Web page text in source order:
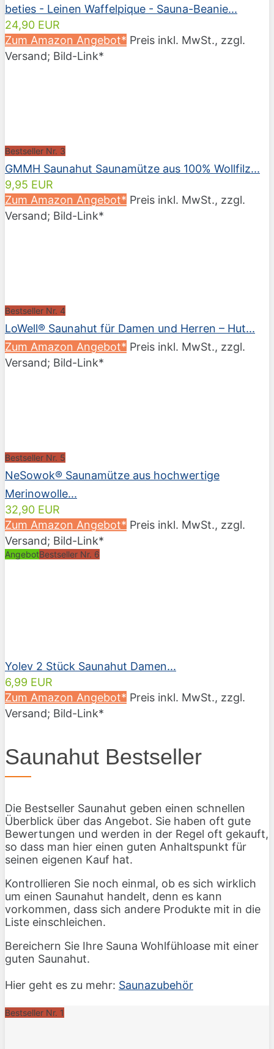
beties - Leinen Waffelpique - Sauna-Beanie...
24,90 EUR
Zum Amazon Angebot* Preis inkl. MwSt., zzgl.
Versand; Bild-Link*
Bestseller Nr. 3
GMMH Saunahut Saunamütze aus 100% Wollfilz...
9,95 EUR
Zum Amazon Angebot* Preis inkl. MwSt., zzgl.
Versand; Bild-Link*
Bestseller Nr. 4
LoWell® Saunahut für Damen und Herren – Hut...
Zum Amazon Angebot* Preis inkl. MwSt., zzgl.
Versand; Bild-Link*
Bestseller Nr. 5
NeSowok® Saunamütze aus hochwertige
Merinowolle...
32,90 EUR
Zum Amazon Angebot* Preis inkl. MwSt., zzgl.
Versand; Bild-Link*
AngebotBestseller Nr. 6
Yolev 2 Stück Saunahut Damen...
6,99 EUR
Zum Amazon Angebot* Preis inkl. MwSt., zzgl.
Versand; Bild-Link*
Saunahut Bestseller
Die Bestseller Saunahut geben einen schnellen
Überblick über das Angebot. Sie haben oft gute
Bewertungen und werden in der Regel oft gekauft,
so dass man hier einen guten Anhaltspunkt für
seinen eigenen Kauf hat.
Kontrollieren Sie noch einmal, ob es sich wirklich
um einen Saunahut handelt, denn es kann
vorkommen, dass sich andere Produkte mit in die
Liste einschleichen.
Bereichern Sie Ihre Sauna Wohlfühloase mit einer
guten Saunahut.
Hier geht es zu mehr: Saunazubehör
Bestseller Nr. 1